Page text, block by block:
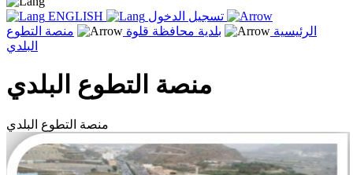
ENGLISH
تسجيل الدخول
الرئيسية
بلدية محافظة قلوة
منصة التطوع
البلدي
منصة التطوع البلدي
منصة التطوع البلدي